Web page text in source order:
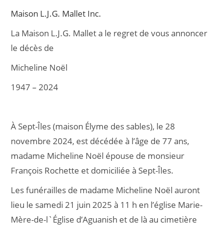
Maison L.J.G. Mallet Inc.
La Maison L.J.G. Mallet a le regret de vous annoncer
le décès de
Micheline Noël
1947 – 2024
À Sept-Îles (maison Élyme des sables), le 28
novembre 2024, est décédée à l’âge de 77 ans,
madame Micheline Noël épouse de monsieur
François Rochette et domiciliée à Sept-Îles.
Les funérailles de madame Micheline Noël auront
lieu le samedi 21 juin 2025 à 11 h en l’église Marie-
Mère-de-l`Église d’Aguanish et de là au cimetière